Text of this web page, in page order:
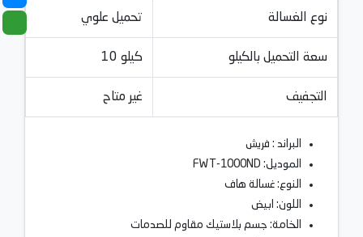
نوع الغسالة تحميل علوي
سعة التحميل بالكيلو 10 كيلو
التجفيف غير متاح
البراند : فريش
الموديل: FWT-1000ND
النوع: غسالة هاف
اللون: ابيض
الخامة: جسم بلاستيك مقاوم للصدمات